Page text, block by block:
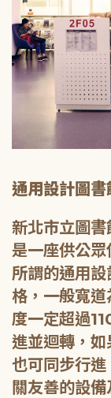
通用設計圖書
新北市立圖書
是一座供公眾
所謂的通用
格，一般寬
度一定超過
進並迴轉，
也可同步行
關友善的設